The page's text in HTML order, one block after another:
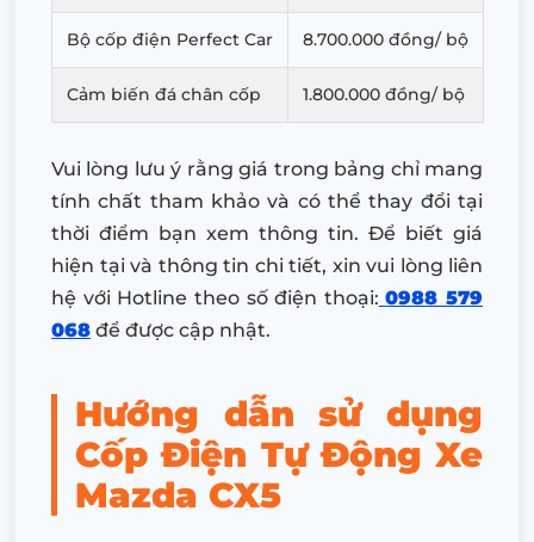
Bộ cốp điện Perfect Car 8.700.000 đồng/ bộ
Cảm biến đá chân cốp 1.800.000 đồng/ bộ
Vui lòng lưu ý rằng giá trong bảng chỉ mang
tính chất tham khảo và có thể thay đổi tại
thời điểm bạn xem thông tin. Để biết giá
hiện tại và thông tin chi tiết, xin vui lòng liên
hệ với Hotline theo số điện thoại: 0988 579
068 để được cập nhật.
Hướng dẫn sử dụng
Cốp Điện Tự Động Xe
Mazda CX5